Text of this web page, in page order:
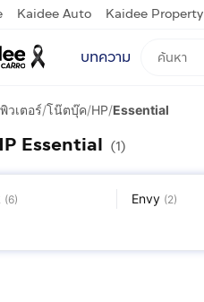
Kaidee Auto Kaidee Property
บทความ
วเตอร์/โน๊ตบุ๊ค/HP/Essential
Essential (1)
(6) Envy (2)